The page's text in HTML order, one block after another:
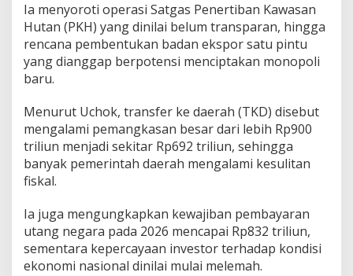
Ia menyoroti operasi Satgas Penertiban Kawasan
Hutan (PKH) yang dinilai belum transparan, hingga
rencana pembentukan badan ekspor satu pintu
yang dianggap berpotensi menciptakan monopoli
baru.
Menurut Uchok, transfer ke daerah (TKD) disebut
mengalami pemangkasan besar dari lebih Rp900
triliun menjadi sekitar Rp692 triliun, sehingga
banyak pemerintah daerah mengalami kesulitan
fiskal.
Ia juga mengungkapkan kewajiban pembayaran
utang negara pada 2026 mencapai Rp832 triliun,
sementara kepercayaan investor terhadap kondisi
ekonomi nasional dinilai mulai melemah.